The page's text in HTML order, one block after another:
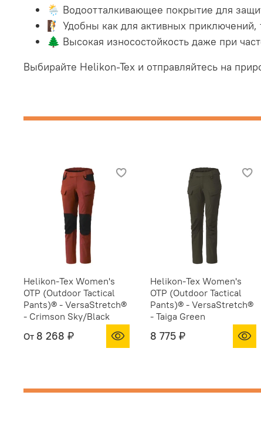
🌦️ Водоотталкивающее покрытие для
🧗 Удобны как для активных приключений,
🌲 Высокая износостойкость даже при
Выбирайте Helikon-Tex и отправляйтесь на
Helikon-Tex Women's
OTP (Outdoor Tactical
Pants)® - VersaStretch®
- Crimson Sky/Black
От 8 268 ₽
Helikon-Tex Women's
OTP (Outdoor Tactical
Pants)® - VersaStretch®
- Taiga Green
8 775 ₽